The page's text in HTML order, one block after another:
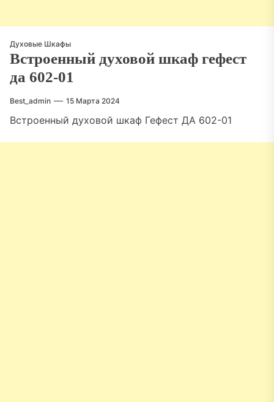
Духовые Шкафы
Встроенный духовой шкаф гефест
да 602-01
Best_admin 15 Марта 2024
Встроенный духовой шкаф Гефест ДА 602-01